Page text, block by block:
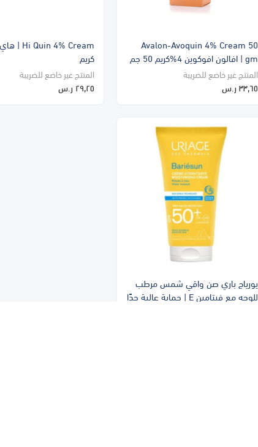
Avalon-Avoquin 4% Cream 50
gm | افالون افوكوين 4%كريم 50 جم
المنتج غير خاضع للضريبة
٣٣٫٦٥ ر.س
كريم
المنتج غير خاضع للضريبة
٢٩٫٢٥ ر.س
يورياج باري صن واقي شمس مرطب
للوجه مع فيتامين E | حماية عالية جدًا